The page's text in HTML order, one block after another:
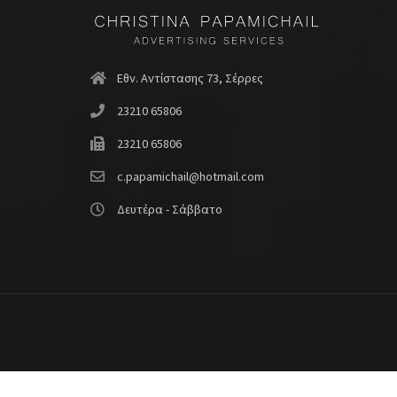
Εθν. Αντίστασης 73, Σέρρες
23210 65806
23210 65806
c.papamichail@hotmail.com
Δευτέρα - Σάββατο